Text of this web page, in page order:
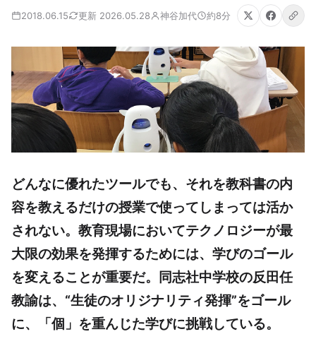
2018.06.15 更新 2026.05.28 神谷加代 約8分
どんなに優れたツールでも、それを教科書の内
容を教えるだけの授業で使ってしまっては活か
されない。教育現場においてテクノロジーが最
大限の効果を発揮するためには、学びのゴール
を変えることが重要だ。同志社中学校の反田任
教諭は、“生徒のオリジナリティ発揮”をゴール
に、「個」を重んじた学びに挑戦している。